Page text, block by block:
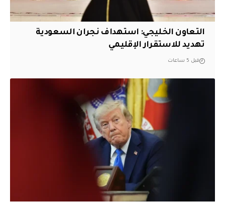
التعاون الخليجي: استهداف نجران السعودية
تهديد للاستقرار الإقليمي
قبل 5 ساعات